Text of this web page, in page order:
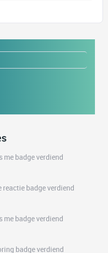
me badge verdiend
reactie badge verdiend
me badge verdiend
badge verdiend